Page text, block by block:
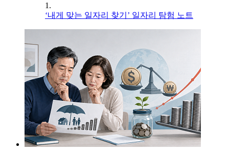
1.
‘내게 맞는 일자리 찾기’ 일자리 탐험 노트